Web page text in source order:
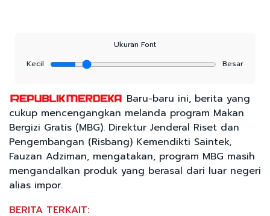
Ukuran Font
Kecil
Besar
Baru-baru ini, berita yang
cukup mencengangkan melanda program Makan
Bergizi Gratis (MBG). Direktur Jenderal Riset dan
Pengembangan (Risbang) Kemendikti Saintek,
Fauzan Adziman, mengatakan, program MBG masih
mengandalkan produk yang berasal dari luar negeri
alias impor.
BERITA TERKAIT: